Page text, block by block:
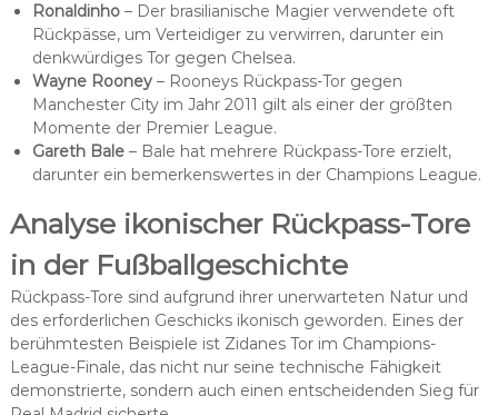
Ronaldinho– Der brasilianische Magier verwendete oft
Rückpässe, um Verteidiger zu verwirren, darunter ein
denkwürdiges Tor gegen Chelsea.
Wayne Rooney– Rooneys Rückpass-Tor gegen
Manchester City im Jahr 2011 gilt als einer der größten
Momente der Premier League.
Gareth Bale– Bale hat mehrere Rückpass-Tore erzielt,
darunter ein bemerkenswertes in der Champions League.
Analyse ikonischer Rückpass-Tore
in der Fußballgeschichte
Rückpass-Tore sind aufgrund ihrer unerwarteten Natur und
des erforderlichen Geschicks ikonisch geworden. Eines der
berühmtesten Beispiele ist Zidanes Tor im Champions-
League-Finale, das nicht nur seine technische Fähigkeit
demonstrierte, sondern auch einen entscheidenden Sieg für